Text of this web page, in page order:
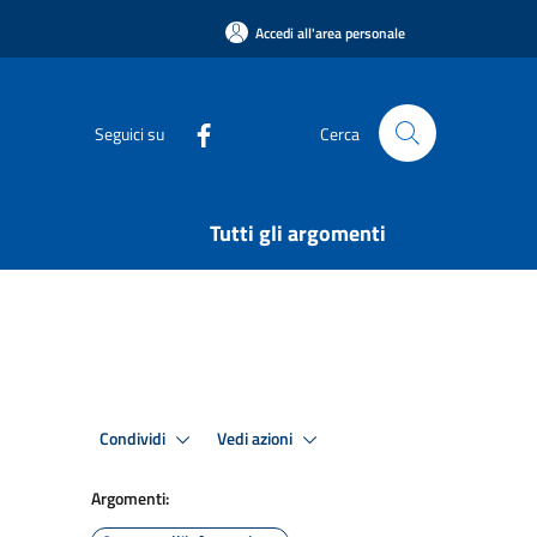
Accedi all'area personale
Seguici su Cerca
Tutti gli argomenti
Condividi Vedi azioni
Argomenti: